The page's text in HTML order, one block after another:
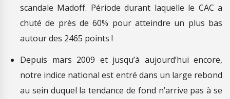
scandale Madoff. Période durant laquelle le CAC a
chuté de près de 60% pour atteindre un plus bas
autour des 2465 points !
Depuis mars 2009 et jusqu’à aujourd’hui encore,
notre indice national est entré dans un large rebond
au sein duquel la tendance de fond n’arrive pas à se